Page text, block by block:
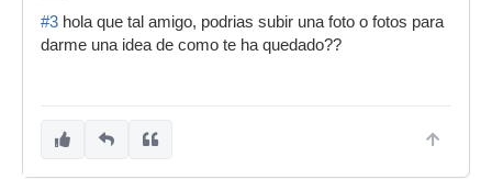
#3 hola que tal amigo, podrias subir una foto o fotos para
darme una idea de como te ha quedado??